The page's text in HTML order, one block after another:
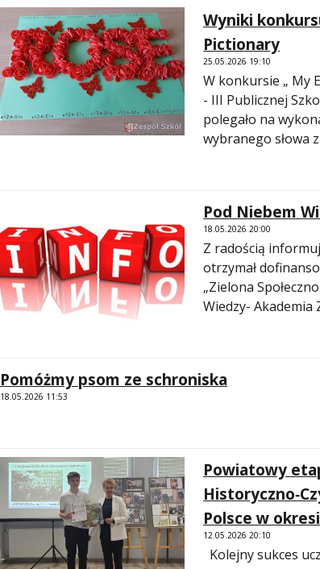
Wyniki
Pictionary
25.05.2026 19:10
W konkursie „ My
- III Publicznej
polegało na
wybranego słowa
Pod Niebem
18.05.2026 20:00
Z radością
otrzymał
„Zielona
Wiedzy- Akademia
Pomóżmy psom ze schroniska
18.05.2026 11:53
Powiatowy
Polsce w
12.05.2026 20:10
Kolejny sukces